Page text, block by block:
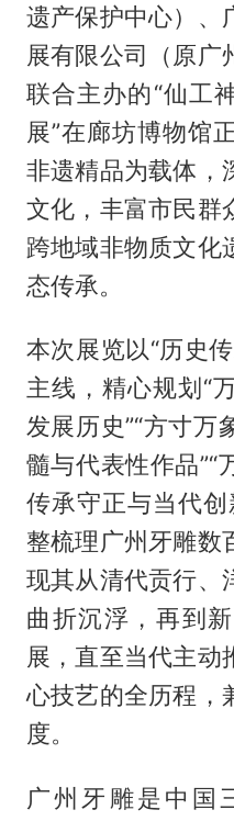
遗产保护中心）、
展有限公司（原广
联合主办的“仙
展”在廊坊博物馆
非遗精品为载体，
文化，丰富市民群
跨地域非物质文化
态传承。
本次展览以“历史
主线，精心规划“
发展历史”“方寸万
髓与代表性作品”“
传承守正与当代
整梳理广州牙雕数
现其从清代贡行、
曲折沉浮，再到
展，直至当代主动
心技艺的全历程，
度。
广州牙雕是中国